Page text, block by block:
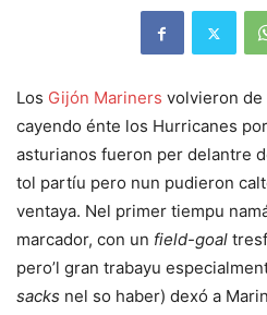
Los Gijón Mariners volvieron de
cayendo énte los Hurricanes
asturianos fueron per delantre
tol partíu pero nun pudieron
ventaya. Nel primer tiempu
marcador, con un field-goal
pero’l gran trabayu
sacks nel so haber) dexó a